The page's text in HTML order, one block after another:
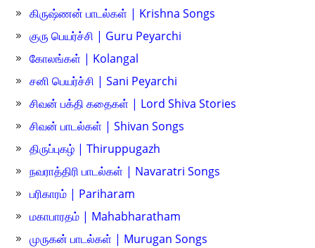
கிருஷ்ணன் பாடல்கள் | Krishna Songs
குரு பெயர்ச்சி | Guru Peyarchi
கோலங்கள் | Kolangal
சனி பெயர்ச்சி | Sani Peyarchi
சிவன் பக்தி கதைகள் | Lord Shiva Stories
சிவன் பாடல்கள் | Shivan Songs
திருப்புகழ் | Thiruppugazh
நவராத்திரி பாடல்கள் | Navaratri Songs
பரிகாரம் | Pariharam
மகாபாரதம் | Mahabharatham
முருகன் பாடல்கள் | Murugan Songs